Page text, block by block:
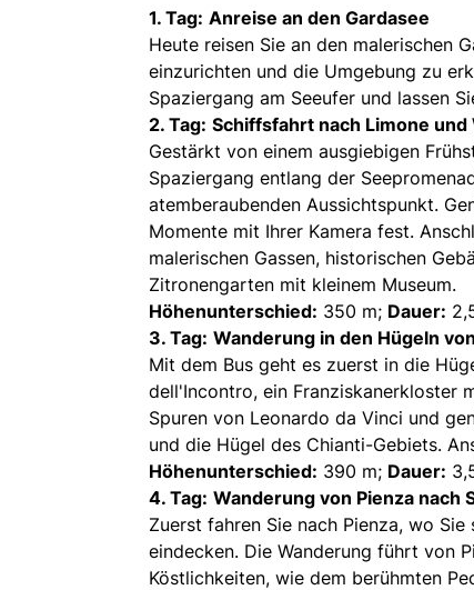
1. Tag: Anreise an den Gardasee
Heute reisen Sie an den malerischen
einzurichten und die Umgebung zu
Spaziergang am Seeufer und lassen
2. Tag: Schiffsfahrt nach Limone und
Gestärkt von einem ausgiebigen
Spaziergang entlang der
atemberaubenden Aussichtspunkt.
Momente mit Ihrer Kamera fest.
malerischen Gassen, historischen
Zitronengarten mit kleinem Museum.
Höhenunterschied: 350 m; Dauer:
3. Tag: Wanderung in den Hügeln
Mit dem Bus geht es zuerst in die
dell'Incontro, ein Franziskanerkloster
Spuren von Leonardo da Vinci und
und die Hügel des Chianti-Gebiets.
Höhenunterschied: 390 m; Dauer:
4. Tag: Wanderung von Pienza nach
Zuerst fahren Sie nach Pienza, wo
eindecken. Die Wanderung führt von
Köstlichkeiten, wie dem berühmten